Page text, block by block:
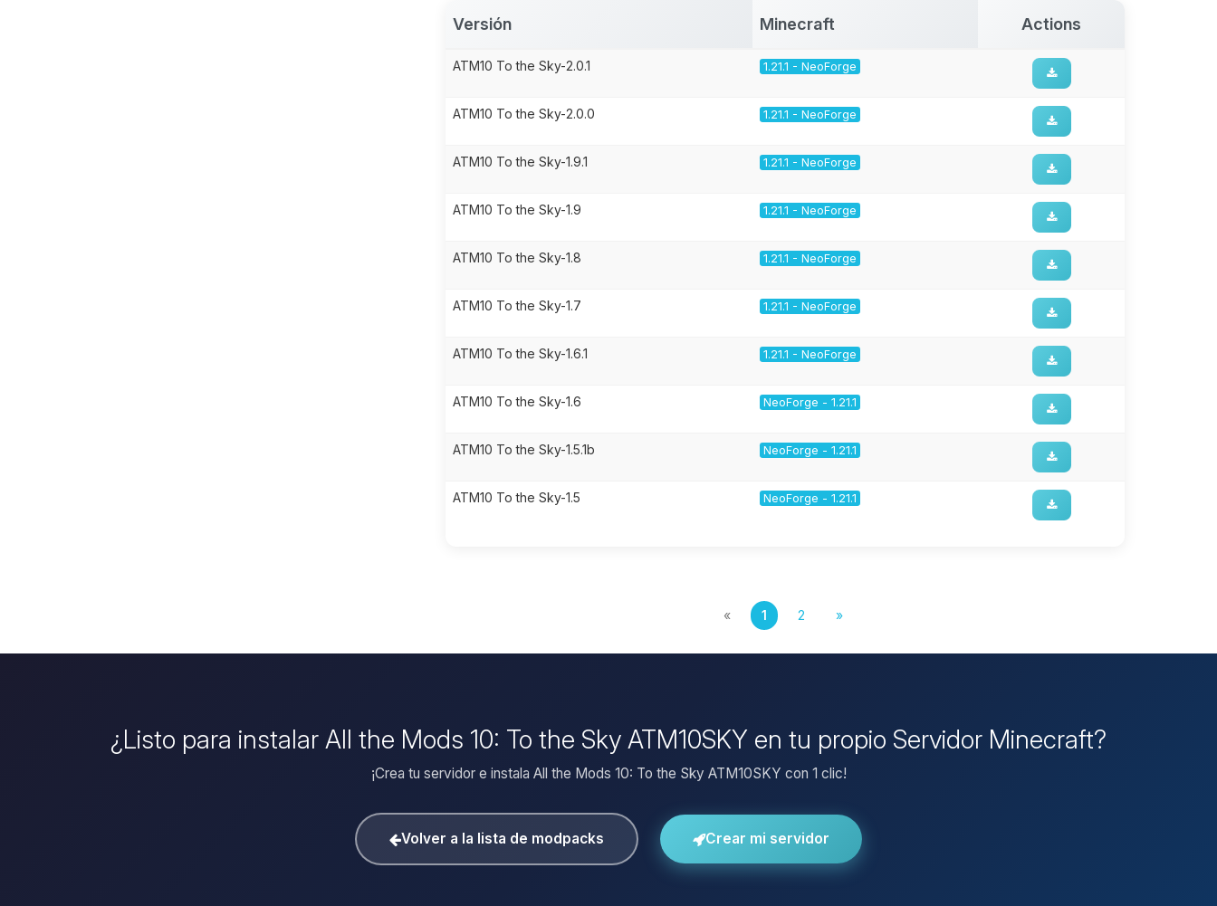
Versión Minecraft Actions
ATM10 To the Sky-2.0.1 1.21.1 - NeoForge
ATM10 To the Sky-2.0.0 1.21.1 - NeoForge
ATM10 To the Sky-1.9.1 1.21.1 - NeoForge
ATM10 To the Sky-1.9 1.21.1 - NeoForge
ATM10 To the Sky-1.8 1.21.1 - NeoForge
ATM10 To the Sky-1.7 1.21.1 - NeoForge
ATM10 To the Sky-1.6.1 1.21.1 - NeoForge
ATM10 To the Sky-1.6 NeoForge - 1.21.1
ATM10 To the Sky-1.5.1b NeoForge - 1.21.1
ATM10 To the Sky-1.5 NeoForge - 1.21.1
« 1 2 »
¿Listo para instalar All the Mods 10: To the Sky ATM10SKY en tu propio Servidor Minecraft?
¡Crea tu servidor e instala All the Mods 10: To the Sky ATM10SKY con 1 clic!
Volver a la lista de modpacks Crear mi servidor